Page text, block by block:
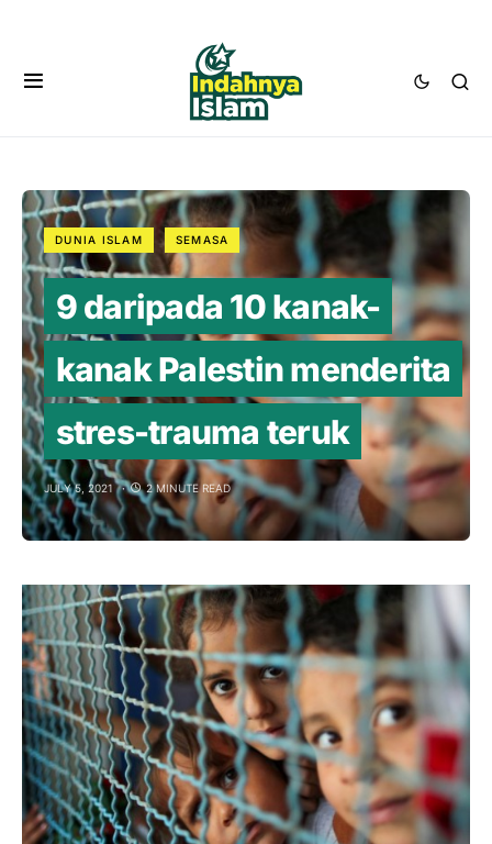
DUNIA ISLAM SEMASA
9 daripada 10 kanak-
kanak Palestin menderita
stres-trauma teruk
JULY 5, 2021 2 MINUTE READ